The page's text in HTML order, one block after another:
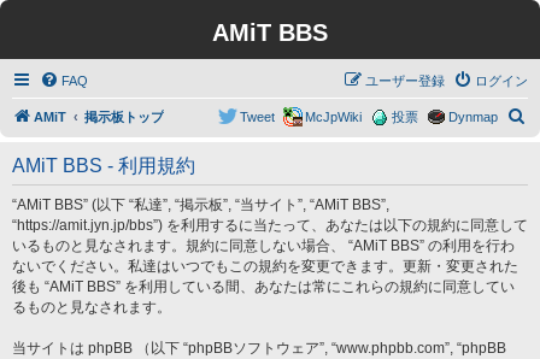
AMiT BBS
FAQ ログイン
ユーザー登録
AMiT 掲示板トップ Dynmap
投票
McJpWiki
Tweet
AMiT BBS - 利用規約
“AMiT BBS” (以下 “私達”, “掲示板”, “当サイト”, “AMiT BBS”,
“https://amit.jyn.jp/bbs”) を利用するに当たって、あなたは以下の規約に同意して
いるものと見なされます。規約に同意しない場合、 “AMiT BBS” の利用を行わ
ないでください。私達はいつでもこの規約を変更できます。更新・変更された
後も “AMiT BBS” を利用している間、あなたは常にこれらの規約に同意してい
るものと見なされます。
当サイトは phpBB （以下 “phpBBソフトウェア”, “www.phpbb.com”, “phpBB